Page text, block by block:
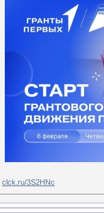
clck.ru/3S2HNc